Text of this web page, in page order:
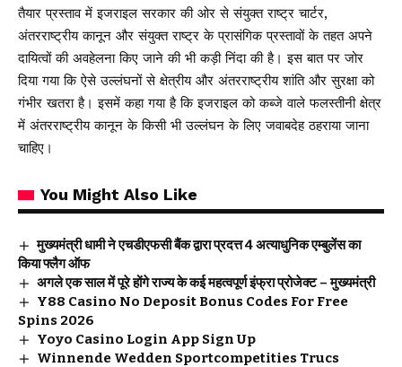
तैयार प्रस्ताव में इजराइल सरकार की ओर से संयुक्त राष्ट्र चार्टर,
अंतरराष्ट्रीय कानून और संयुक्त राष्ट्र के प्रासंगिक प्रस्तावों के तहत अपने
दायित्वों की अवहेलना किए जाने की भी कड़ी निंदा की है। इस बात पर जोर
दिया गया कि ऐसे उल्लंघनों से क्षेत्रीय और अंतरराष्ट्रीय शांति और सुरक्षा को
गंभीर खतरा है। इसमें कहा गया है कि इजराइल को कब्जे वाले फलस्तीनी क्षेत्र
में अंतरराष्ट्रीय कानून के किसी भी उल्लंघन के लिए जवाबदेह ठहराया जाना
चाहिए।
You Might Also Like
मुख्यमंत्री धामी ने एचडीएफसी बैंक द्वारा प्रदत्त 4 अत्याधुनिक एम्बुलेंस का
किया फ्लैग ऑफ
अगले एक साल में पूरे होंगे राज्य के कई महत्वपूर्ण इंफ्रा प्रोजेक्ट – मुख्यमंत्री
Y88 Casino No Deposit Bonus Codes For Free
Spins 2026
Yoyo Casino Login App Sign Up
Winnende Wedden Sportcompetities Trucs